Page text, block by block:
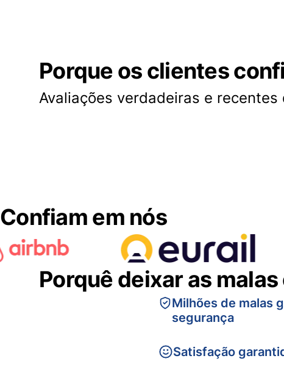
Porque os clientes
Avaliações verdadeiras e
Confiam em nós
Porquê deixar as
Milhões de malas
segurança
Satisfação